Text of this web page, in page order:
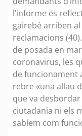
l’informe es
gairebé arriben
reclamacions
de posada en
coronavirus, les
de funcionament
rebre «una allau
que va
ciutadania ni els
sabíem com